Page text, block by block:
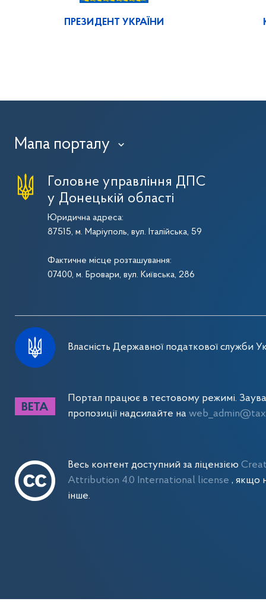
ПРЕЗИДЕНТ УКРАЇНИ
Мапа порталу ›
Головне управління ДПС
у Донецькій області
Юридична адреса:
87515, м. Маріуполь, вул. Італійська, 59
Фактичне місце розташування:
07400, м. Бровари, вул. Київська, 286
Власність Державної податкової служби
Портал працює в тестовому режимі.
пропозиції надсилайте на
Весь контент доступний за ліцензією
Attribution 4.0 International license, якщо
інше.